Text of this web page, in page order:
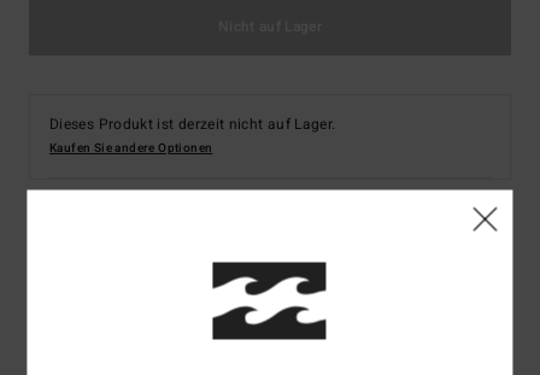
Dieses Produkt ist derzeit nicht auf Lager.
Kaufen Sie andere Optionen
Details & Funktionen
Frauen Schwarz T-Shirt